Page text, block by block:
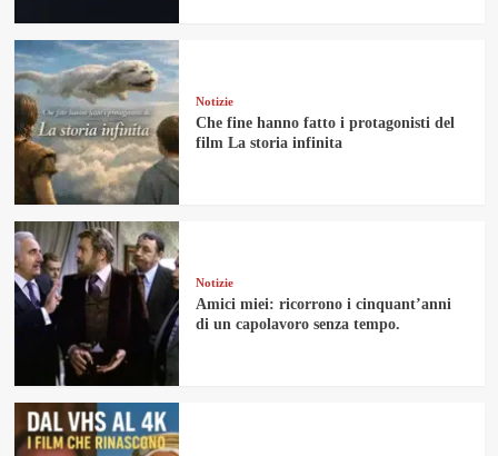
Notizie
Che fine hanno fatto i protagonisti del
film La storia infinita
Notizie
Amici miei: ricorrono i cinquant’anni
di un capolavoro senza tempo.